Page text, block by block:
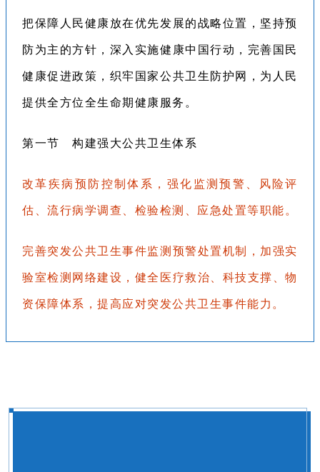
把保障人民健康放在优先发展的战略位置，坚持预
防为主的方针，深入实施健康中国行动，完善国民
健康促进政策，织牢国家公共卫生防护网，为人民
提供全方位全生命期健康服务。
第一节 构建强大公共卫生体系
改革疾病预防控制体系，强化监测预警、风险评
估、流行病学调查、检验检测、应急处置等职能。
完善突发公共卫生事件监测预警处置机制，加强实
验室检测网络建设，健全医疗救治、科技支撑、物
资保障体系，提高应对突发公共卫生事件能力。